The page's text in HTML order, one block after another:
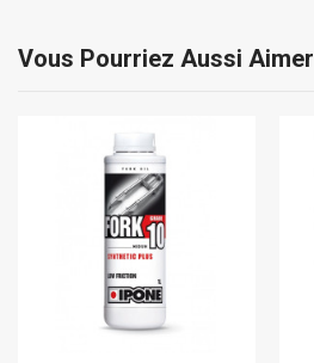
Vous Pourriez Aussi Aimer